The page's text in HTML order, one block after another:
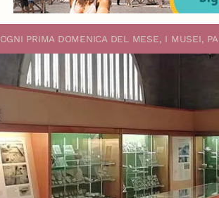
OGNI PRIMA DOMENICA DEL MESE, I MUSEI,